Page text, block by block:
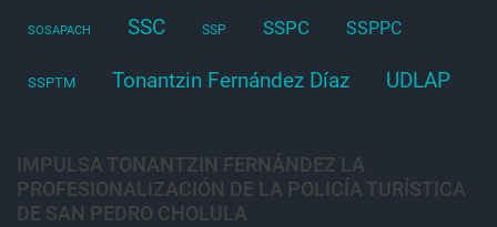
SOSAPACH SSC SSP SSPC SSPPC
SSPTM Tonantzin Fernández Díaz UDLAP
IMPULSA TONANTZIN FERNÁNDEZ LA
PROFESIONALIZACIÓN DE LA POLICÍA TURÍSTICA
DE SAN PEDRO CHOLULA